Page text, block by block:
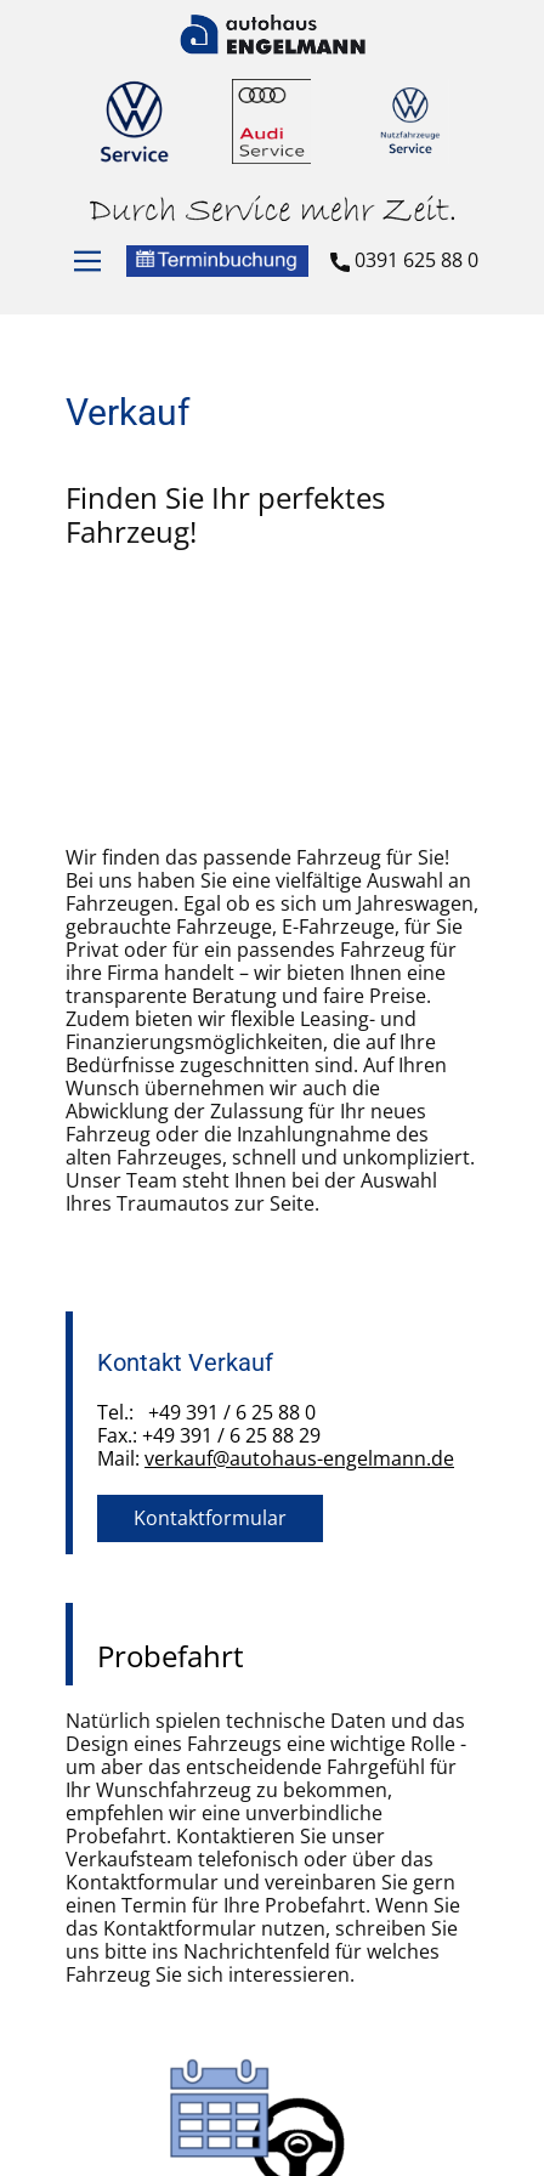
0391 625 88 0
Verkauf
Finden Sie Ihr perfektes
Fahrzeug!
Wir finden das passende Fahrzeug für Sie!
Bei uns haben Sie eine vielfältige Auswahl an
Fahrzeugen. Egal ob es sich um Jahreswagen,
gebrauchte Fahrzeuge, E-Fahrzeuge, für Sie
Privat oder für ein passendes Fahrzeug für
ihre Firma handelt – wir bieten Ihnen eine
transparente Beratung und faire Preise.
Zudem bieten wir flexible Leasing- und
Finanzierungsmöglichkeiten, die auf Ihre
Bedürfnisse zugeschnitten sind. Auf Ihren
Wunsch übernehmen wir auch die
Abwicklung der Zulassung für Ihr neues
Fahrzeug oder die Inzahlungnahme des
alten Fahrzeuges, schnell und unkompliziert.
Unser Team steht Ihnen bei der Auswahl
Ihres Traumautos zur Seite.
Kontakt Verkauf
Tel.: +49 391 / 6 25 88 0
Fax.: +49 391 / 6 25 88 29
Mail: verkauf@autohaus-engelmann.de
Kontaktformular
Probefahrt
Natürlich spielen technische Daten und das
Design eines Fahrzeugs eine wichtige Rolle -
um aber das entscheidende Fahrgefühl für
Ihr Wunschfahrzeug zu bekommen,
empfehlen wir eine unverbindliche
Probefahrt. Kontaktieren Sie unser
Verkaufsteam telefonisch oder über das
Kontaktformular und vereinbaren Sie gern
einen Termin für Ihre Probefahrt. Wenn Sie
das Kontaktformular nutzen, schreiben Sie
uns bitte ins Nachrichtenfeld für welches
Fahrzeug Sie sich interessieren.